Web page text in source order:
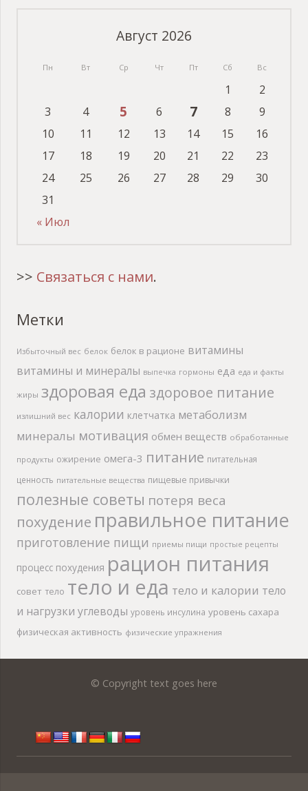
Август 2026
Пн Вт Ср Чт Пт Сб Вс
« Июл
1
2
3
4 5 6 7 8
9
10
11 12 13 14 15
16
17
18 19 20 21 22
23
24
25 26 27 28 29
30
31
>> Связаться с нами.
Метки
Избыточный вес белок белок в рационе витамины
витамины и минералы выпечка гормоны еда еда и факты
жиры здоровая еда здоровое питание
излишний вес калории клетчатка метаболизм
минералы мотивация обмен веществ обработанные
продукты ожирение омега-3 питание питательная
ценность питательные вещества пищевые привычки
полезные советы потеря веса
похудение правильное питание
приготовление пищи приемы пищи простые рецепты
процесс похудения рацион питания
совет тело тело и еда тело и калории тело
и нагрузки углеводы уровень инсулина уровень сахара
физическая активность физические упражнения
© Copyright text goes here